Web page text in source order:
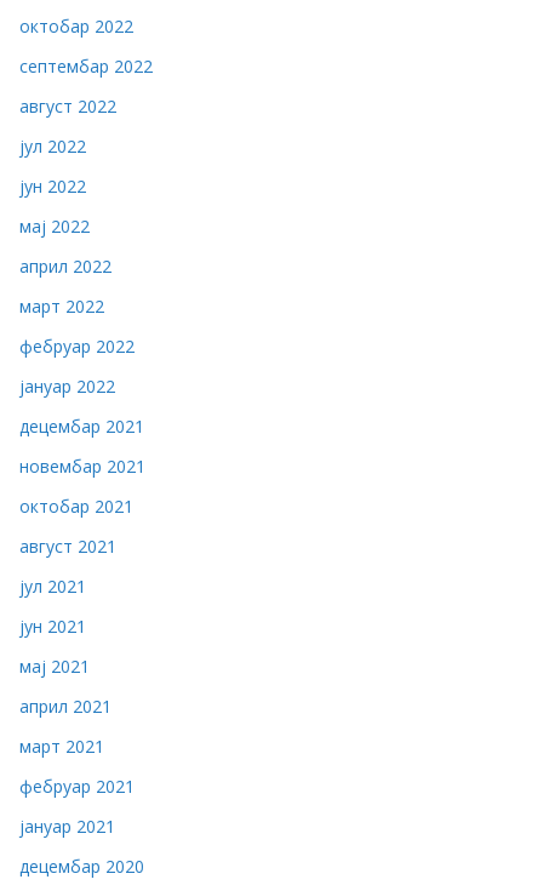
октобар 2022
септембар 2022
август 2022
јул 2022
јун 2022
мај 2022
април 2022
март 2022
фебруар 2022
јануар 2022
децембар 2021
новембар 2021
октобар 2021
август 2021
јул 2021
јун 2021
мај 2021
април 2021
март 2021
фебруар 2021
јануар 2021
децембар 2020